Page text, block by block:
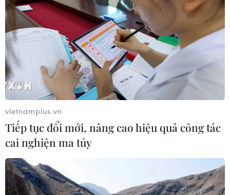
vietnamplus.vn
Tiếp tục đổi mới, nâng cao hiệu quả công tác
cai nghiện ma túy